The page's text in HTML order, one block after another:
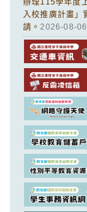
入校推廣計畫」
請。 2026-08-06